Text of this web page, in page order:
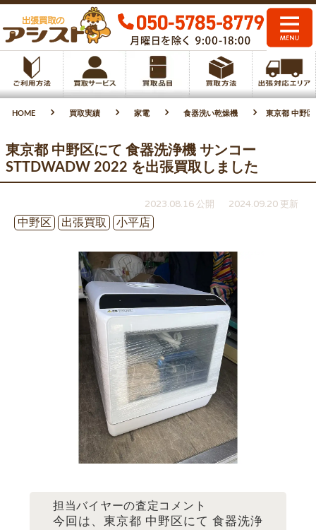
HOME 買取実績 家電 食器洗い乾燥機 東京都 中野
東京都 中野区にて 食器洗浄機 サンコー
STTDWADW 2022 を出張買取しました
2023.08.16 公開
2024.09.20 更新
中野区
出張買取 小平店
担当バイヤーの査定コメント
今回は、東京都 中野区にて 食器洗浄